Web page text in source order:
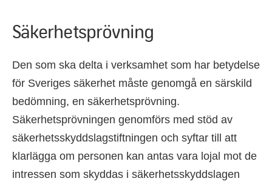
Säkerhetsprövning
Den som ska delta i verksamhet som har betydelse
för Sveriges säkerhet måste genomgå en särskild
bedömning, en säkerhetsprövning.
Säkerhetsprövningen genomförs med stöd av
säkerhetsskyddslagstiftningen och syftar till att
klarlägga om personen kan antas vara lojal mot de
intressen som skyddas i säkerhetsskyddslagen